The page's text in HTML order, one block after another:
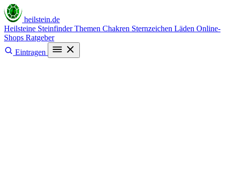
heilstein.de
Heilsteine SteinfinderThemen Chakren Sternzeichen Läden Online-
Shops Ratgeber
Eintragen